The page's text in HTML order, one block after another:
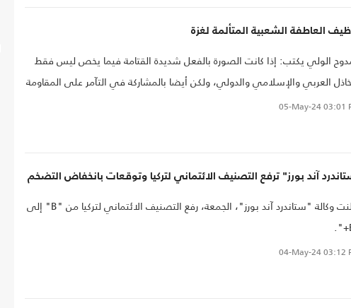
العاطفة الشعبية المتألمة لغزة
الولي يكتب: إذا كانت الصورة بالفعل شديدة القتامة فيما يخص ليس فقط
العربي والإسلامي والدولي، ولكن أيضا بالمشاركة في التآمر على المقاومة
غزة من قبل كل تلك الأطراف، إلا أنه عادة ما تأتي المحن بالفرص أيضا، فها
من مجمل الواردات الدولية في العام الماضي
05-May-2403:01
آند بورز" ترفع التصنيف الائتماني لتركيا وتوقعات بانخفاض التضخم
أعلنت وكالة "ستاندرد آند بورز"، الجمعة، رفع التصنيف الائتماني لتركيا من "B" إلى
04-May-2403:12